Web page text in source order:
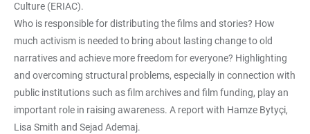
Culture (ERIAC).
Who is responsible for distributing the films and stories? How
much activism is needed to bring about lasting change to old
narratives and achieve more freedom for everyone? Highlighting
and overcoming structural problems, especially in connection with
public institutions such as film archives and film funding, play an
important role in raising awareness. A report with Hamze Bytyçi,
Lisa Smith and Sejad Ademaj.